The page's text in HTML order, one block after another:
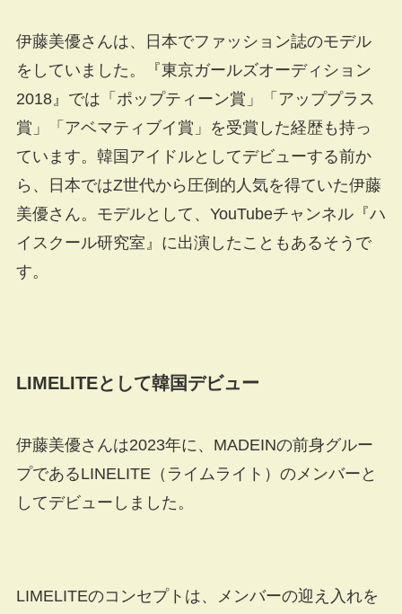
伊藤美優さんは、日本でファッション誌のモデル
をしていました。『東京ガールズオーディション
2018』では「ポップティーン賞」「アッププラス
賞」「アベマティブイ賞」を受賞した経歴も持っ
ています。韓国アイドルとしてデビューする前か
ら、日本ではZ世代から圧倒的人気を得ていた伊藤
美優さん。モデルとして、YouTubeチャンネル『ハ
イスクール研究室』に出演したこともあるそうで
す。
LIMELITEとして韓国デビュー
伊藤美優さんは2023年に、MADEINの前身グルー
プであるLINELITE（ライムライト）のメンバーと
してデビューしました。
LIMELITEのコンセプトは、メンバーの迎え入れを